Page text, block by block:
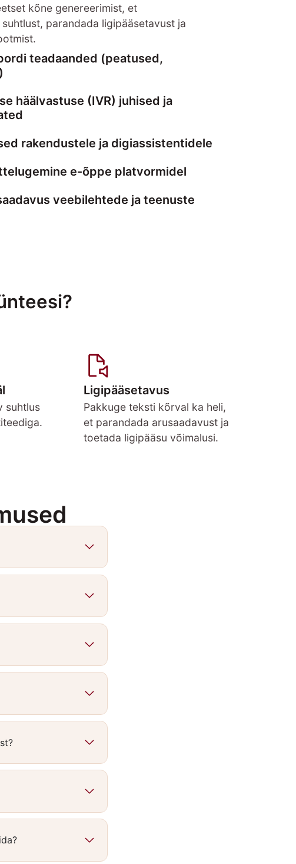
kõne genereerimist, et
parandada ligipääsetavust ja
teadaanded (peatused,
häälvastuse (IVR) juhised ja
rakendustele ja digiassistentidele
e-õppe platvormidel
veebilehtede ja teenuste
suhtlus
Ligipääsetavus
Pakkuge teksti kõrval ka heli,
et parandada arusaadavust ja
toetada ligipääsu võimalusi.